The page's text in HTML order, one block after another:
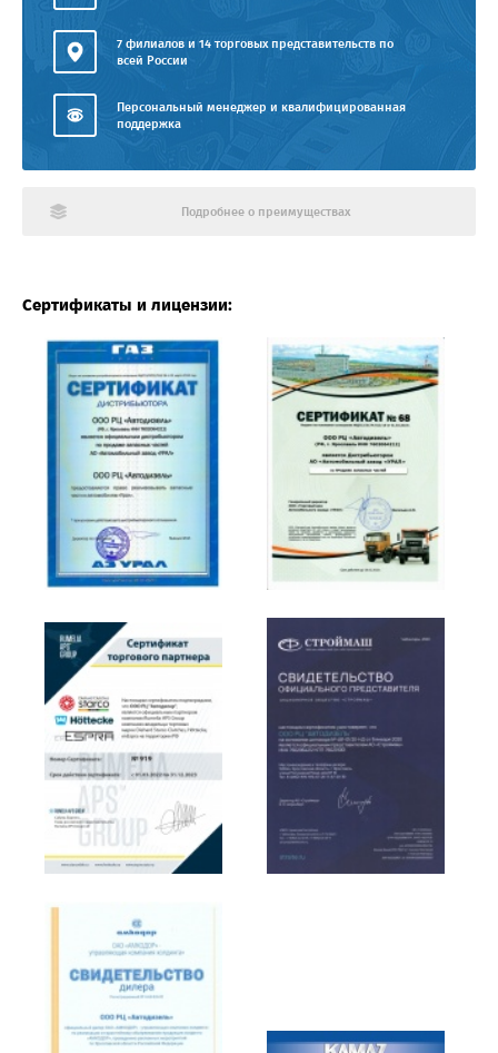
7 филиалов и 14 торговых представительств по
всей России
Персональный менеджер и квалифицированная
поддержка
Подробнее о преимуществах
Сертификаты и лицензии: